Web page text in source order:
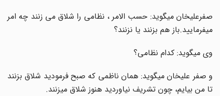
صفرعلیخان میگوید: حسب الامر ، نظامی را شلاق می زنند چه امر
میفرمایید.باز هم بزنند یا نزنند؟
وی میگوید: کدام نظامی؟
و صفر علیخان میگوید: همان ناظمی که صبح فرمودید شلاق بزنند
تا من بیایم، چون تشریف نیاوردید هنوز شلاق میزنند.